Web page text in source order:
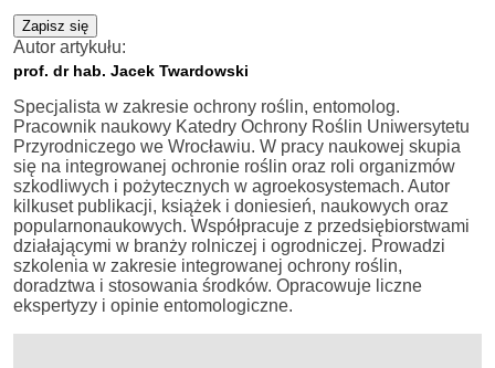
Zapisz się
Autor artykułu:
prof. dr hab. Jacek Twardowski
Specjalista w zakresie ochrony roślin, entomolog.
Pracownik naukowy Katedry Ochrony Roślin Uniwersytetu
Przyrodniczego we Wrocławiu. W pracy naukowej skupia
się na integrowanej ochronie roślin oraz roli organizmów
szkodliwych i pożytecznych w agroekosystemach. Autor
kilkuset publikacji, książek i doniesień, naukowych oraz
popularnonaukowych. Współpracuje z przedsiębiorstwami
działającymi w branży rolniczej i ogrodniczej. Prowadzi
szkolenia w zakresie integrowanej ochrony roślin,
doradztwa i stosowania środków. Opracowuje liczne
ekspertyzy i opinie entomologiczne.